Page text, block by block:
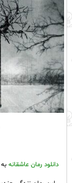
دانلود رمان عاشقانه